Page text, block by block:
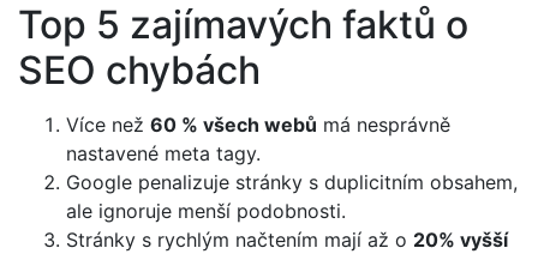
Top 5 zajímavých faktů o
SEO chybách
Více než 60 % všech webů má nesprávně
nastavené meta tagy.
Google penalizuje stránky s duplicitním obsahem,
ale ignoruje menší podobnosti.
Stránky s rychlým načtením mají až o 20% vyšší